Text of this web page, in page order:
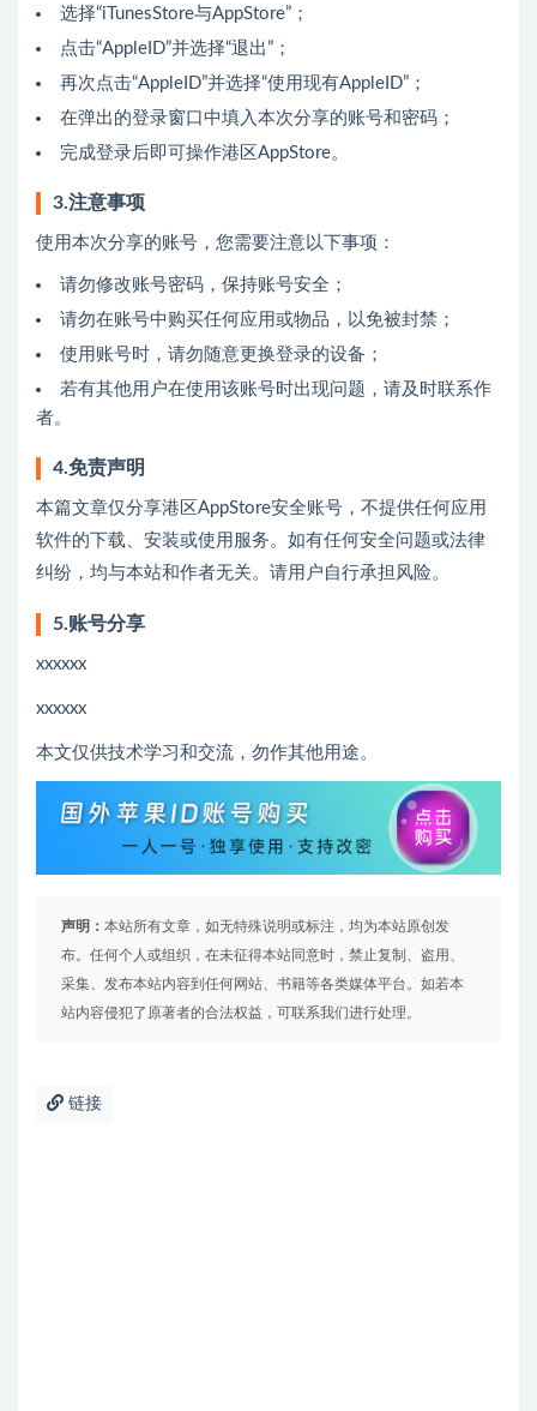
选择“iTunesStore与AppStore”；
点击“AppleID”并选择“退出”；
再次点击“AppleID”并选择“使用现有AppleID”；
在弹出的登录窗口中填入本次分享的账号和密码；
完成登录后即可操作港区AppStore。
3.注意事项
使用本次分享的账号，您需要注意以下事项：
请勿修改账号密码，保持账号安全；
请勿在账号中购买任何应用或物品，以免被封禁；
使用账号时，请勿随意更换登录的设备；
若有其他用户在使用该账号时出现问题，请及时联系作
者。
4.免责声明
本篇文章仅分享港区AppStore安全账号，不提供任何应用
软件的下载、安装或使用服务。如有任何安全问题或法律
纠纷，均与本站和作者无关。请用户自行承担风险。
5.账号分享
xxxxxx
xxxxxx
本文仅供技术学习和交流，勿作其他用途。
声明： 本站所有文章，如无特殊说明或标注，均为本站原创发
布。任何个人或组织，在未征得本站同意时，禁止复制、盗用、
采集、发布本站内容到任何网站、书籍等各类媒体平台。如若本
站内容侵犯了原著者的合法权益，可联系我们进行处理。
链接